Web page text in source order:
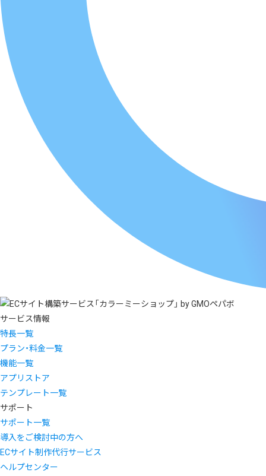
サービス情報
特長一覧
プラン・料金一覧
機能一覧
アプリストア
テンプレート一覧
サポート
サポート一覧
導入をご検討中の方へ
ECサイト制作代行サービス
ヘルプセンター